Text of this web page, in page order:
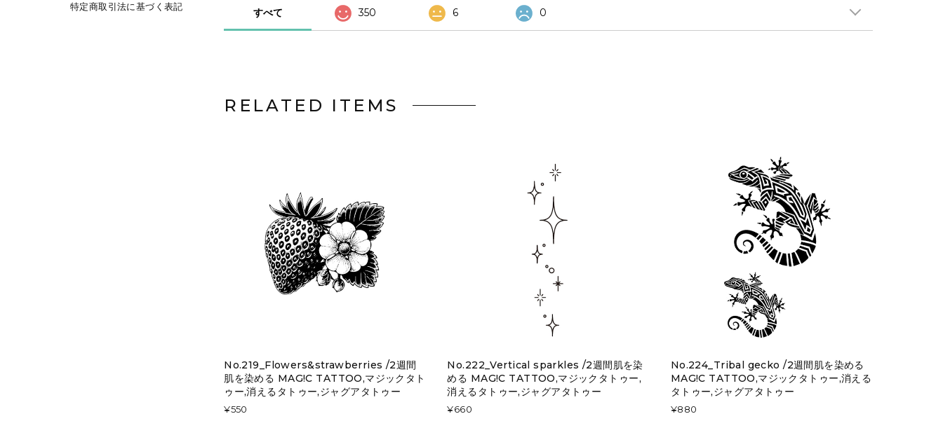
特定商取引法に基づく表記
すべて 350 6 0
RELATED ITEMS
No.219_Flowers&strawberries /2週間
肌を染める MAG!C TATTOO,マジックタト
ゥー,消えるタトゥー,ジャグアタトゥー
¥550
No.222_Vertical sparkles /2週間肌を染
める MAG!C TATTOO,マジックタトゥー,
消えるタトゥー,ジャグアタトゥー
¥660
No.224_Tribal gecko /2週間肌を染める
MAG!C TATTOO,マジックタトゥー,消える
タトゥー,ジャグアタトゥー
¥880